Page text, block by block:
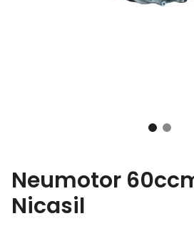
Neumotor
Nicasil